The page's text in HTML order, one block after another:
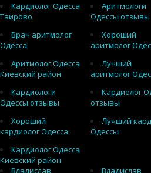
Кардиолог Одесса
Таирово
Аритмологи
Одессы отзывы
Врач аритмолог
Одесса
Хороший
аритмолог
Аритмолог Одесса
Киевский район
Лучший
аритмолог
Кардиологи
Одессы отзывы
Кардиолог
отзывы
Хороший
кардиолог Одесса
Лучший
Одессы
Кардиолог Одесса
Киевский район
Владислав
Владислав